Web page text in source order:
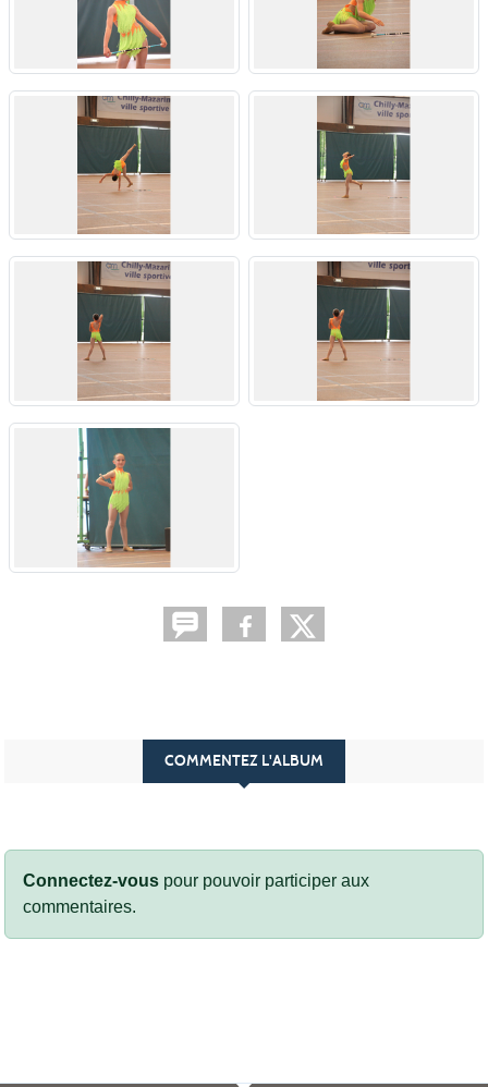
COMMENTEZ L'ALBUM
Connectez-vous pour pouvoir participer aux
commentaires.